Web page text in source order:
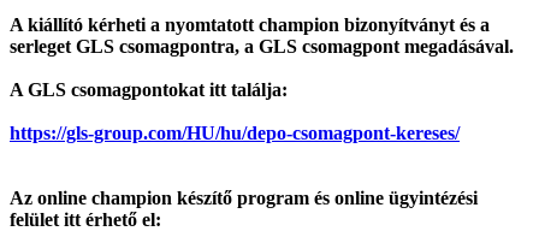
A kiállító kérheti a nyomtatott champion bizonyítványt és a
serleget GLS csomagpontra, a GLS csomagpont megadásával.
A GLS csomagpontokat itt találja:
https://gls-group.com/HU/hu/depo-csomagpont-kereses/
Az online champion készítő program és online ügyintézési
felület itt érhető el: